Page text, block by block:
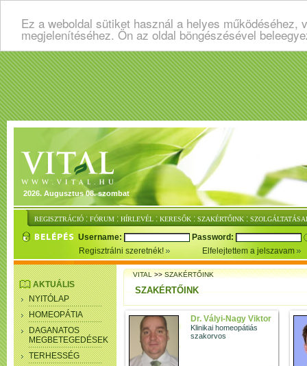
Ez a weboldal sütiket használ a helyes
megjelenítéséhez. Ön az oldal böngészésével
2026. Augusztus 08. szombat
REGISZTRÁCIÓ : FÓRUM : HÍRLEVÉL : KERESŐK : SZAKÉRTŐINK :
Username:
Password:
Regisztrálni szeretnék!
Elfelejtettem a jelszavam
AKTUÁLIS
NYITÓLAP
HOMEOPÁTIA
DAGANATOS
MEGBETEGEDÉSEK
TERHESSÉG
VITAL>>SZAKÉRTŐINK
SZAKÉRTŐINK
Dr. Vályi-Nagy Viktor
Klinikai homeopátiás
szakorvos